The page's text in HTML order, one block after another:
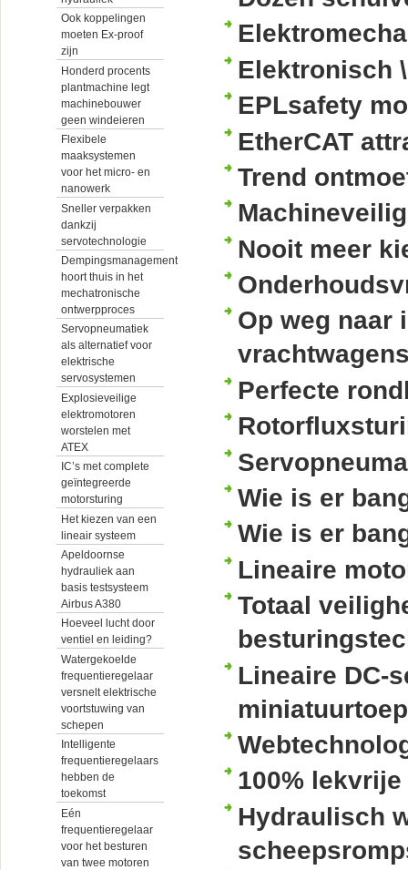
Ook koppelingen
moeten Ex-proof
zijn
Honderd procents
plantmachine legt
machinebouwer
geen windeieren
Flexibele
maaksystemen
voor het micro- en
nanowerk
Sneller verpakken
dankzij
servotechnologie
Dempingsmanagement
hoort thuis in het
mechatronische
ontwerpproces
Servopneumatiek
als alternatief voor
elektrische
servosystemen
Explosieveilige
elektromotoren
worstelen met
ATEX
IC’s met complete
geïntegreerde
motorsturing
Het kiezen van een
lineair systeem
Apeldoornse
hydrauliek aan
basis testsysteem
Airbus A380
Hoeveel lucht door
ventiel en leiding?
Watergekoelde
frequentieregelaar
versnelt elektrische
voortstuwing van
schepen
Intelligente
frequentieregelaars
hebben de
toekomst
Eén
frequentieregelaar
voor het besturen
van twee motoren
Elektronisch
EPLsafety
EtherCAT
Trend
Nooit meer
Op weg naar
Perfecte
Wie is er
Wie is er
Lineaire
Totaal
Lineaire DC-
100%
Hydraulisch